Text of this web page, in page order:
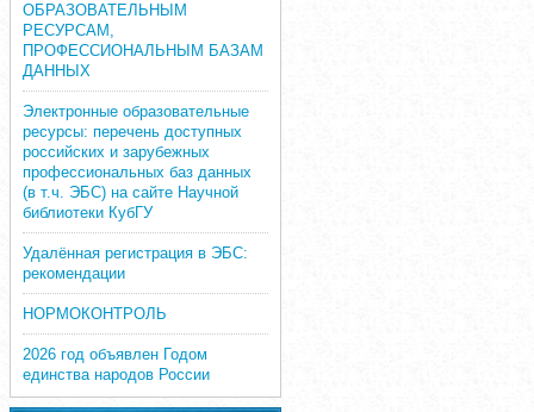
ОБРАЗОВАТЕЛЬНЫМ
РЕСУРСАМ,
ПРОФЕССИОНАЛЬНЫМ БАЗАМ
ДАННЫХ
Электронные образовательные
ресурсы: перечень доступных
российских и зарубежных
профессиональных баз данных
(в т.ч. ЭБС) на сайте Научной
библиотеки КубГУ
Удалённая регистрация в ЭБС:
рекомендации
НОРМОКОНТРОЛЬ
2026 год объявлен Годом
единства народов России